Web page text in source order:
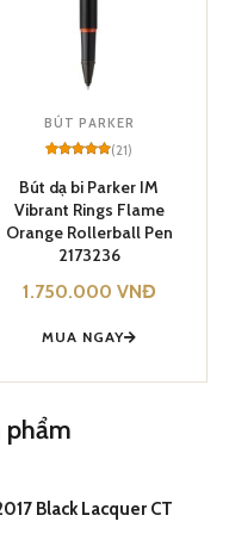
Pen 1931651
BÚT PARKER
out of 5
based on
customer
(21)
Bút dạ bi Parker IM
Vibrant Rings Flame
Orange Rollerball Pen
2173236
1.750.000 VNĐ
MUA NGAY
Black Lacquer CT